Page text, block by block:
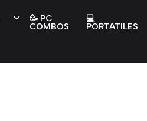
🥳 PC
COMBOS
💻
PORTATILES